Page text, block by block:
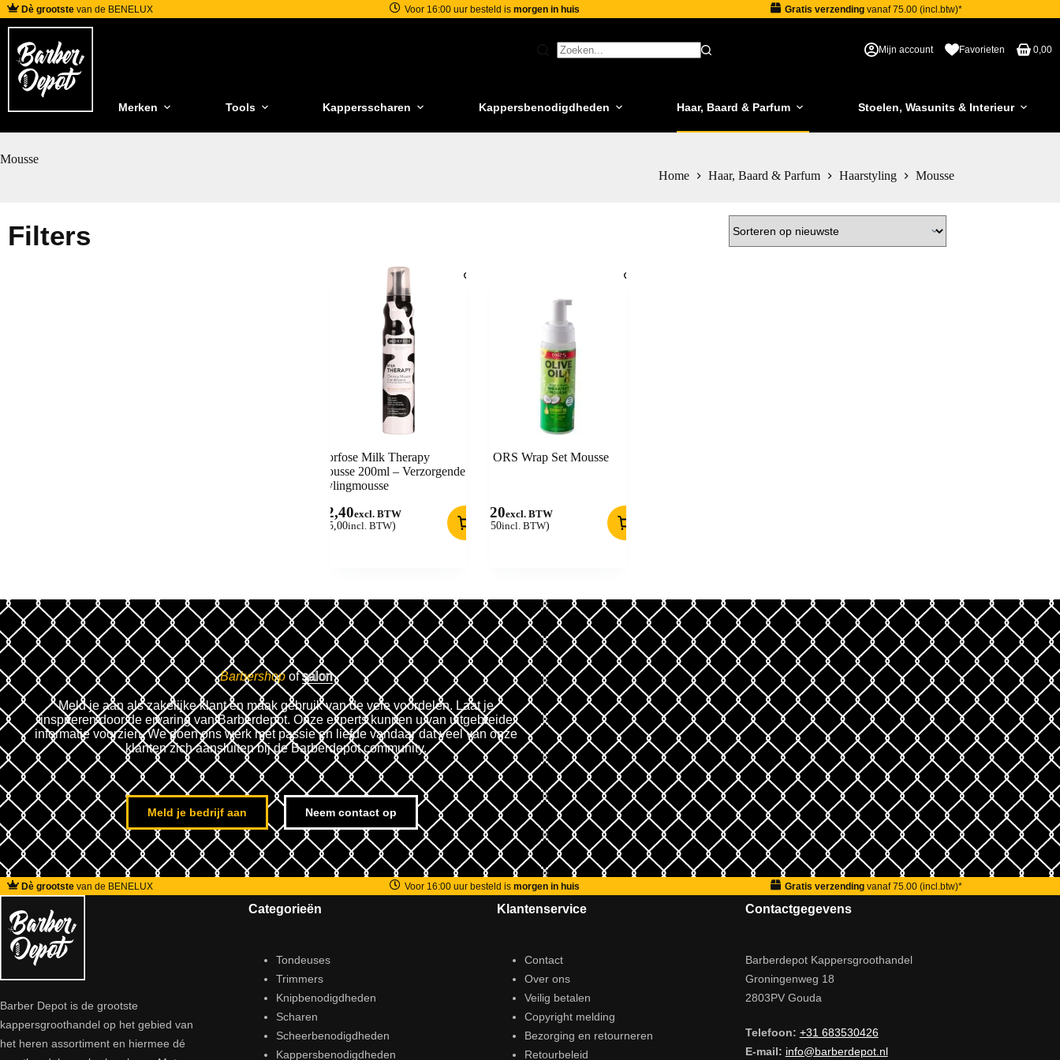
Dè grootste van de BENELUX Voor 16:00 uur besteld ismorgen in huis Gratis verzendingvanaf 75.00 (incl.btw)*
Mijn account Favorieten 0,00
Merken Tools Kappersscharen Kappersbenodigdheden Haar, Baard & Parfum Stoelen, Wasunits & Interieur
Mousse
Home
Haar, Baard & Parfum Haarstyling Mousse
Morfose Milk Therapy
Mousse 200ml – Verzorgende
Stylingmousse
12,40excl. BTW
15,00incl. BTW)
ORS Wrap Set Mousse
6,20excl. BTW
7,50incl. BTW)
Filters
Barbershop of salon
Meld je aan als zakelijke klant en maak gebruik van de vele voordelen. Laat je
inspireren door de ervaring van Barberdepot. Onze experts kunnen u van uitgebreide
informatie voorzien. We doen ons werk met passie en liefde vandaar dat veel van onze
klanten zich aansluiten bij de Barberdepot community.
Meld je bedrijf aan Neem contact op
Dè grootste van de BENELUX Voor 16:00 uur besteld ismorgen in huis Gratis verzendingvanaf 75.00 (incl.btw)*
Barber Depot is de grootste
kappersgroothandel op het gebied van
het heren assortiment en hiermee dé
Categorieën
Tondeuses
Trimmers
Knipbenodigdheden
Scharen
Scheerbenodigdheden
Kappersbenodigdheden
Klantenservice
Contact
Over ons
Veilig betalen
Copyright melding
Bezorging en retourneren
Retourbeleid
Contactgegevens
Barberdepot Kappersgroothandel
Groningenweg 18
2803PV Gouda
Telefoon: +31 683530426
E-mail: info@barberdepot.nl